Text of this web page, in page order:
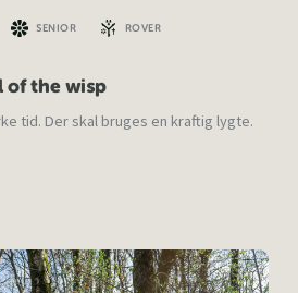
SENIOR ROVER
of the wisp
tid. Der skal bruges en kraftig lygte.